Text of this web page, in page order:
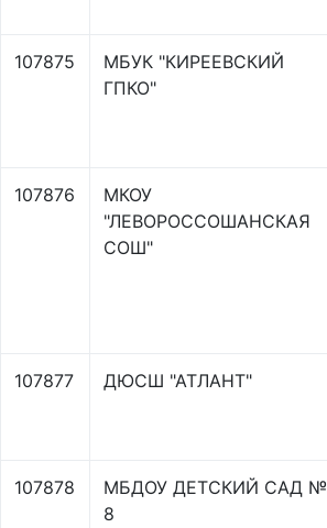
107875
МБУК "КИРЕЕВСКИЙ
ГПКО"
107876
МКОУ
"ЛЕВОРОССОШАНСКАЯ
СОШ"
107877 ДЮСШ "АТЛАНТ"
107878
МБДОУ ДЕТСКИЙ САД №
8